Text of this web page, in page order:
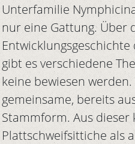
Unterfamilie
nur eine Gattung. Über
gibt es verschiedene
keine bewiesen
gemeinsame, bereits
Stammform. Aus
Plattschweifsittiche als